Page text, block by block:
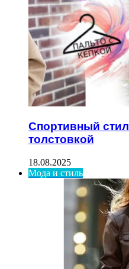
Спортивный
толстовкой
18.08.2025
Мода и стиль